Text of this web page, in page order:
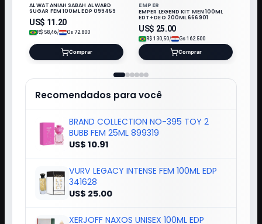
AL WATANIAH SABAH AL WARD
SUGAR FEM 100ML EDP 099459
US$ 11.20
R$ 58,46/ Gs 72.800
Comprar
EMPER
EMPER LEGEND KIT MEN 100ML
EDT+DEO 200ML 666901
US$ 25.00
R$ 130,50/ Gs 162.500
Comprar
Recomendados para você
BRAND COLLECTION NO-395 TOY 2
BUBB FEM 25ML 899319
US$ 10.91
VURV LEGACY INTENSE FEM 100ML EDP
341628
US$ 25.00
XERJOFF NAXOS UNISEX 100ML EDP